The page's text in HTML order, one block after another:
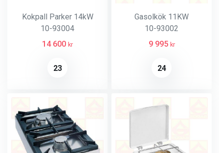
Kokpall Parker 14kW
10-93004
14 600 kr
23
Gasolkök 11KW
10-93002
9 995 kr
24